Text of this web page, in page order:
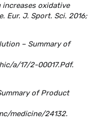
oxidative
Eur. J. Sport. Sci. 2016;
– Summary of
a/17/2-00017.Pdf.
of Product
medicine/24132.